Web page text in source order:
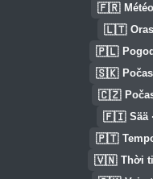
🇫🇷
🇱🇹
🇵🇱
🇸🇰
🇨🇿
🇫🇮 Sää
🇵🇹
🇻🇳 Thời